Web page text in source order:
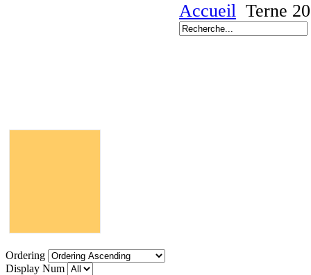
Accueil Terne
Ordering
Display Num